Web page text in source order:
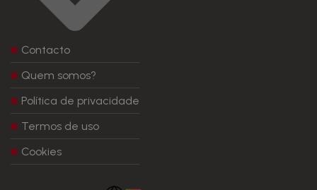
Contacto
Quem somos?
Política de privacidade
Termos de uso
Cookies